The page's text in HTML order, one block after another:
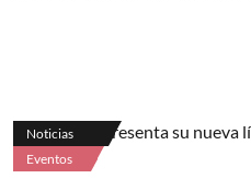
Noticias
Eventos